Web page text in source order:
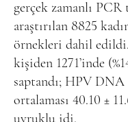
gerçek zamanlı
araştırılan 8825
örnekleri dahil
kişiden 1271’inde
saptandı; HPV
ortalaması 40.10 ±
uyruklu idi.